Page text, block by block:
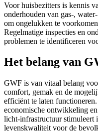
Voor huisbezitters is kennis
onderhouden van gas-,
om ongelukken te
Regelmatige inspecties en
problemen te identificeren
Het belang van
GWF is van vitaal belang
comfort, gemak en de
efficiënt te laten
economische ontwikkeling
licht-infrastructuur stimuleert
levenskwaliteit voor de